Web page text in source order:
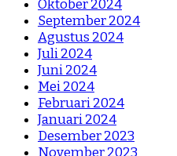
Oktober 2024
September 2024
Agustus 2024
Juli 2024
Juni 2024
Mei 2024
Februari 2024
Januari 2024
Desember 2023